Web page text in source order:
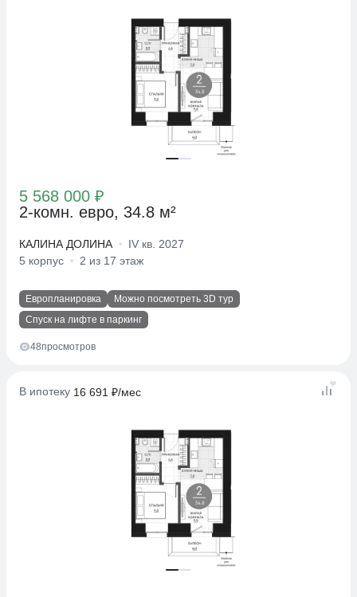
5 568 000 ₽
2-комн. евро, 34.8 м²
КАЛИНА ДОЛИНА
IV кв. 2027
5 корпус
2 из 17 этаж
Европланировка
Можно посмотреть 3D тур
Спуск на лифте в паркинг
48просмотров
В ипотеку 16 691 ₽/мес